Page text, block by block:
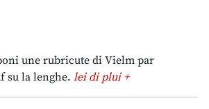
une rubricute di Vielm par
su la lenghe. lei di plui +